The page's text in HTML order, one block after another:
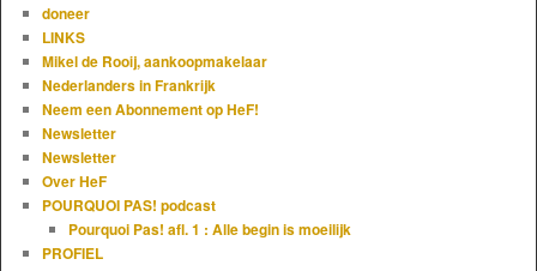
doneer
LINKS
Mikel de Rooij, aankoopmakelaar
Nederlanders in Frankrijk
Neem een Abonnement op HeF!
Newsletter
Newsletter
Over HeF
POURQUOI PAS! podcast
Pourquoi Pas! afl. 1 : Alle begin is moeilijk
PROFIEL